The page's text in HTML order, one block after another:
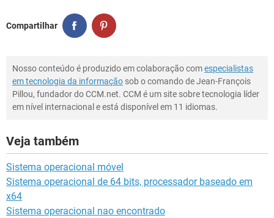
Compartilhar
Nosso conteúdo é produzido em colaboração comespecialistas
em tecnologia da informação sob o comando de Jean-François
Pillou, fundador do CCM.net. CCM é um site sobre tecnologia líder
em nível internacional e está disponível em 11 idiomas.
Veja também
Sistema operacional móvel
Sistema operacional de 64 bits, processador baseado em
x64
Sistema operacional nao encontrado